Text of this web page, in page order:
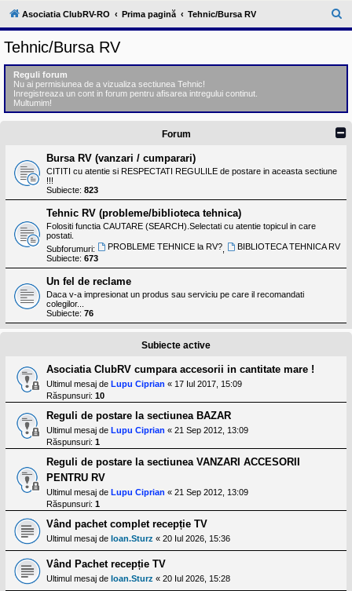
l
u
V
c
o
m
u
n
i
e
a
p
o
e
s
o
i
o
r
d
e
r
o
t
e
a
u
u
l
t
e
d
i
n
R
o
m
Asociatia ClubRV-RO Prima pagină Tehnic/Bursa RV
ă
e
Tehnic/Bursa RV
Reguli forum
Nu ai permisiunea de a vizualiza sectiunea Tehnic!
Inregistreaza un cont in forum pentru afisarea intregului continut.
Multumim!
Forum
Bursa RV (vanzari / cumparari)
CITITI cu atentie si RESPECTATI REGULILE de postare in aceasta sectiune
!!!
Subiecte: 823
Tehnic RV (probleme/biblioteca tehnica)
Folositi functia CAUTARE (SEARCH).Selectati cu atentie topicul in care
postati.
Subforumuri:
PROBLEME TEHNICE la RV?,
BIBLIOTECA TEHNICA RV
Subiecte: 673
Un fel de reclame
Daca v-a impresionat un produs sau serviciu pe care il recomandati
colegilor...
Subiecte: 76
Subiecte active
Asociatia ClubRV cumpara accesorii in cantitate mare !
Ultimul mesaj de Lupu Ciprian « 17 Iul 2017, 15:09
Răspunsuri: 10
Reguli de postare la sectiunea BAZAR
Ultimul mesaj de Lupu Ciprian « 21 Sep 2012, 13:09
Răspunsuri: 1
Reguli de postare la sectiunea VANZARI ACCESORII
PENTRU RV
Ultimul mesaj de Lupu Ciprian « 21 Sep 2012, 13:09
Răspunsuri: 1
Vând pachet complet recepție TV
Ultimul mesaj de Ioan.Sturz « 20 Iul 2026, 15:36
Vând Pachet recepție TV
Ultimul mesaj de Ioan.Sturz « 20 Iul 2026, 15:28